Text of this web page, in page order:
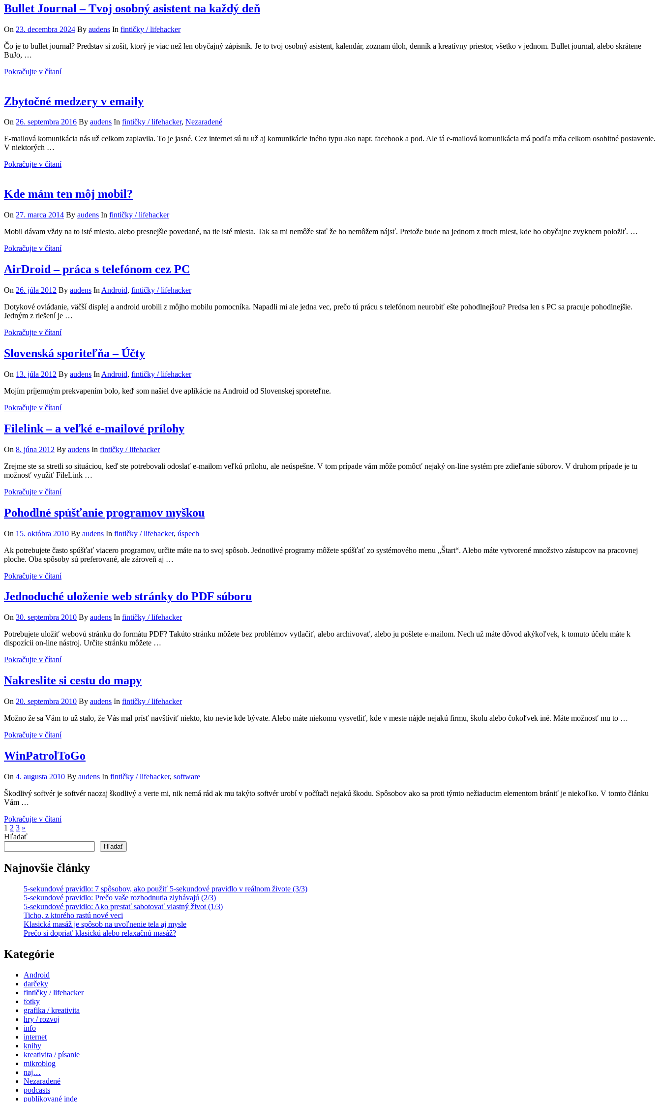
Bullet Journal – Tvoj osobný asistent na každý deň
On 23. decembra 2024 By audens In fintičky / lifehacker
Čo je to bullet journal? Predstav si zošit, ktorý je viac než len obyčajný zápisník. Je to tvoj osobný asistent, kalendár, zoznam úloh, denník a kreatívny priestor, všetko v jednom. Bullet journal, alebo skrátene
BuJo, …
Pokračujte v čítaní
Zbytočné medzery v emaily
On 26. septembra 2016 By audens In fintičky / lifehacker, Nezaradené
E-mailová komunikácia nás už celkom zaplavila. To je jasné. Cez internet sú tu už aj komunikácie iného typu ako napr. facebook a pod. Ale tá e-mailová komunikácia má podľa mňa celkom osobitné postavenie.
V niektorých …
Pokračujte v čítaní
Kde mám ten môj mobil?
On 27. marca 2014 By audens In fintičky / lifehacker
Mobil dávam vždy na to isté miesto. alebo presnejšie povedané, na tie isté miesta. Tak sa mi nemôže stať že ho nemôžem nájsť. Pretože bude na jednom z troch miest, kde ho obyčajne zvyknem položiť. …
Pokračujte v čítaní
AirDroid – práca s telefónom cez PC
On 26. júla 2012 By audens In Android, fintičky / lifehacker
Dotykové ovládanie, väčší displej a android urobili z môjho mobilu pomocníka. Napadli mi ale jedna vec, prečo tú prácu s telefónom neurobiť ešte pohodlnejšou? Predsa len s PC sa pracuje pohodlnejšie.
Jedným z riešení je …
Pokračujte v čítaní
Slovenská sporiteľňa – Účty
On 13. júla 2012 By audens In Android, fintičky / lifehacker
Mojím príjemným prekvapením bolo, keď som našiel dve aplikácie na Android od Slovenskej sporeteľne.
Pokračujte v čítaní
Filelink – a veľké e-mailové prílohy
On 8. júna 2012 By audens In fintičky / lifehacker
Zrejme ste sa stretli so situáciou, keď ste potrebovali odoslať e-mailom veľkú prílohu, ale neúspešne. V tom prípade vám môže pomôcť nejaký on-line systém pre zdieľanie súborov. V druhom prípade je tu
možnosť využiť FileLink …
Pokračujte v čítaní
Pohodlné spúšťanie programov myškou
On 15. októbra 2010 By audens In fintičky / lifehacker, úspech
Ak potrebujete často spúšťať viacero programov, určite máte na to svoj spôsob. Jednotlivé programy môžete spúšťať zo systémového menu „Štart“. Alebo máte vytvorené množstvo zástupcov na pracovnej
ploche. Oba spôsoby sú preferované, ale zároveň aj …
Pokračujte v čítaní
Jednoduché uloženie web stránky do PDF súboru
On 30. septembra 2010 By audens In fintičky / lifehacker
Potrebujete uložiť webovú stránku do formátu PDF? Takúto stránku môžete bez problémov vytlačiť, alebo archivovať, alebo ju pošlete e-mailom. Nech už máte dôvod akýkoľvek, k tomuto účelu máte k
dispozícii on-line nástroj. Určite stránku môžete …
Pokračujte v čítaní
Nakreslite si cestu do mapy
On 20. septembra 2010 By audens In fintičky / lifehacker
Možno že sa Vám to už stalo, že Vás mal prísť navštíviť niekto, kto nevie kde bývate. Alebo máte niekomu vysvetliť, kde v meste nájde nejakú firmu, školu alebo čokoľvek iné. Máte možnosť mu to …
Pokračujte v čítaní
WinPatrolToGo
On 4. augusta 2010 By audens In fintičky / lifehacker, software
Škodlivý softvér je softvér naozaj škodlivý a verte mi, nik nemá rád ak mu takýto softvér urobí v počítači nejakú škodu. Spôsobov ako sa proti týmto nežiaducim elementom brániť je niekoľko. V tomto článku
Vám …
Pokračujte v čítaní
Stránkovanie
príspevkov
1 2 3 Next
Posts
»
Hľadať
Hľadať
Najnovšie články
5-sekundové pravidlo: 7 spôsobov, ako použiť 5-sekundové pravidlo v reálnom živote (3/3)
5-sekundové pravidlo: Prečo vaše rozhodnutia zlyhávajú (2/3)
5-sekundové pravidlo: Ako prestať sabotovať vlastný život (1/3)
Ticho, z ktorého rastú nové veci
Klasická masáž je spôsob na uvoľnenie tela aj mysle
Prečo si dopriať klasickú alebo relaxačnú masáž?
Kategórie
Android
darčeky
fintičky / lifehacker
fotky
grafika / kreativita
hry / rozvoj
info
internet
knihy
kreativita / písanie
mikroblog
naj…
Nezaradené
podcasts
publikované inde